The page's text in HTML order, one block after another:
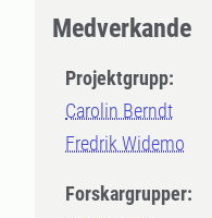
Medverkande
Projektgrupp:
Carolin Berndt
Fredrik Widemo
Forskargrupper: